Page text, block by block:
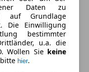
Daten zu
auf Grundlage
Die Einwilligung
bestimmter
u.a. die
Wollen Sie keine
hier.